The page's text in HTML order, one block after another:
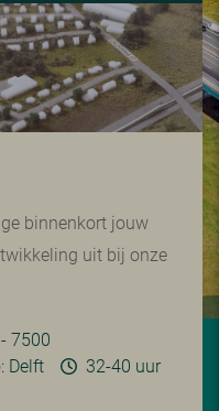
binnenkort jouw
uit bij onze
7500
Delft
32-40 uur